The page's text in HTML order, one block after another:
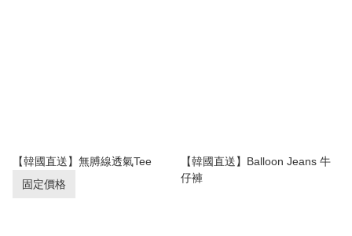
【韓國直送】無膊線透氣Tee
固定價格
【韓國直送】Balloon Jeans 牛
仔褲